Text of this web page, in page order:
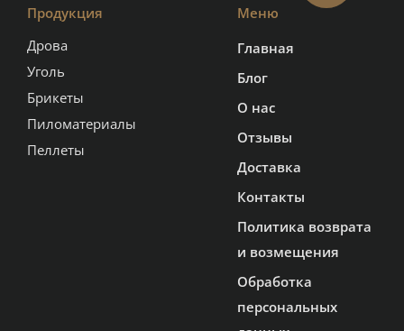
Продукция
Дрова
Уголь
Брикеты
Пиломатериалы
Пеллеты
Меню
Главная
Блог
О нас
Отзывы
Доставка
Контакты
Политика возврата
и возмещения
Обработка
персональных